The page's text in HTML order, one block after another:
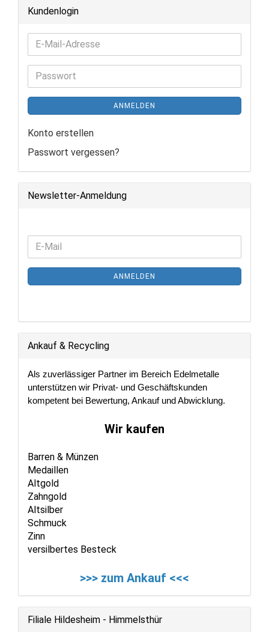
Kundenlogin
E-
Mail-
Adresse
Passwort
ANMELDEN
Konto erstellen
Passwort vergessen?
Newsletter-Anmeldung
WEITER
NEWSLETTER-
ANMELDUNG
E-
Mail
ANMELDEN
Ankauf & Recycling
Als zuverlässiger Partner im Bereich Edelmetalle
unterstützen wir Privat- und Geschäftskunden
kompetent bei Bewertung, Ankauf und Abwicklung.
Wir kaufen
Barren & Münzen
Medaillen
Altgold
Zahngold
Altsilber
Schmuck
Zinn
versilbertes Besteck
>>> zum Ankauf <<<
Filiale Hildesheim - Himmelsthür